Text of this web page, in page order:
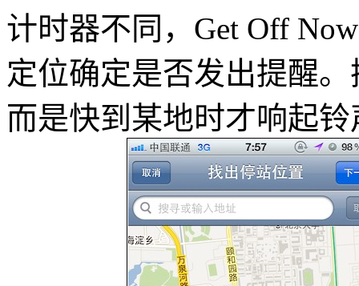
计时器不同，Get Off
定位确定是否发出提醒
而是快到某地时才响起铃